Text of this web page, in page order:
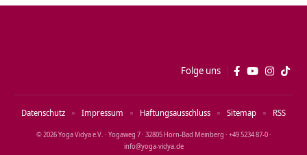
Folge uns
© 2026 Yoga Vidya e.V. · Yogaweg 7 · 32805 Horn‑Bad Meinberg · +49 5234 87‑0 ·
info@yoga‑vidya.de
Datenschutz Impressum Haftungsausschluss Sitemap RSS